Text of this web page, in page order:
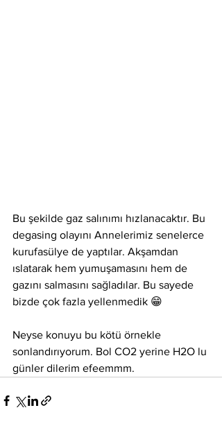
Bu şekilde gaz salınımı hızlanacaktır. Bu
degasing olayını Annelerimiz senelerce
kurufasülye de yaptılar. Akşamdan
ıslatarak hem yumuşamasını hem de
gazını salmasını sağladılar. Bu sayede
bizde çok fazla yellenmedik 😁
Neyse konuyu bu kötü örnekle
sonlandırıyorum. Bol CO2 yerine H2O lu
günler dilerim efeemmm.